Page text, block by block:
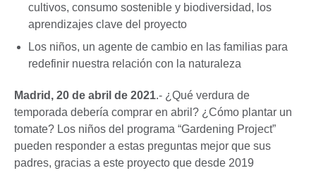
cultivos, consumo sostenible y biodiversidad, los
aprendizajes clave del proyecto
Los niños, un agente de cambio en las familias para
redefinir nuestra relación con la naturaleza
Madrid, 20 de abril de 2021.- ¿Qué verdura de
temporada debería comprar en abril? ¿Cómo plantar un
tomate? Los niños del programa “Gardening Project”
pueden responder a estas preguntas mejor que sus
padres, gracias a este proyecto que desde 2019